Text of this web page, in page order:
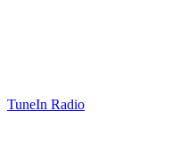
TuneIn Radio